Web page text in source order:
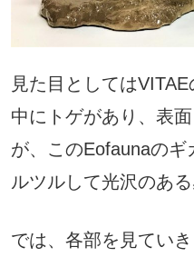
見た目としてはVITAE
中にトゲがあり、表
が、このEofaunaの
ルツルして光沢のある
では、各部を見ていき